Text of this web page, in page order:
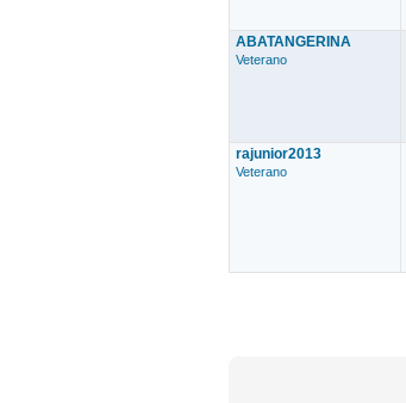
ABATANGERINA
Veterano
rajunior2013
Veterano